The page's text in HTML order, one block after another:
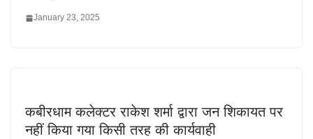
January 23, 2025
कबीरधाम कलेक्टर राकेश शर्मा द्वारा जन शिकायत पर
नहीं किया गया किसी तरह की कार्यवाही